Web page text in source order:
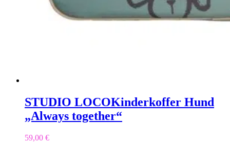
STUDIO LOCOKinderkoffer Hund
„Always together“
59,00 €